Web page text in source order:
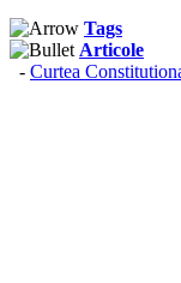
Tags
Articole
- Curtea